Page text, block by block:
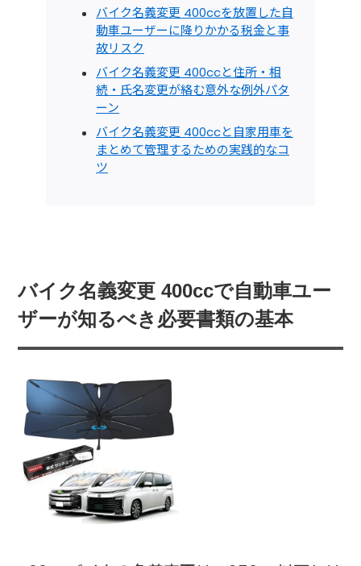
バイク名義変更 400ccを放置した自
動車ユーザーに降りかかる税金と事
故リスク
バイク名義変更 400ccと住所・相
続・氏名変更が絡む意外な例外パタ
ーン
バイク名義変更 400ccと自家用車を
まとめて管理するための実践的なコ
ツ
バイク名義変更 400ccで自動車ユー
ザーが知るべき必要書類の基本